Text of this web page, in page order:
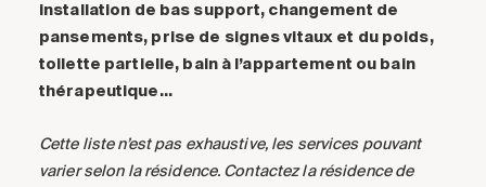
installation de bas support, changement de
pansements, prise de signes vitaux et du poids,
toilette partielle, bain à l’appartement ou bain
thérapeutique…
Cette liste n’est pas exhaustive, les services pouvant
varier selon la résidence. Contactez la résidence de